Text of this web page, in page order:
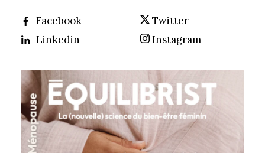
Facebook
Twitter
Linkedin
Instagram